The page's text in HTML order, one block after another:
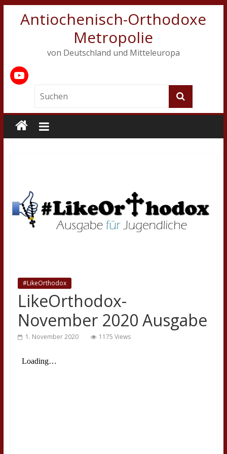
Antiochenisch-Orthodoxe
Metropolie
von Deutschland und Mitteleuropa
#LikeOrthodox
LikeOrthodox-
November 2020 Ausgabe
1. November 2020 1175 Views